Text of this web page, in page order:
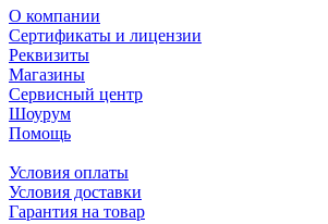
О компании
Сертификаты и лицензии
Реквизиты
Магазины
Сервисный центр
Шоурум
Помощь
Условия оплаты
Условия доставки
Гарантия на товар